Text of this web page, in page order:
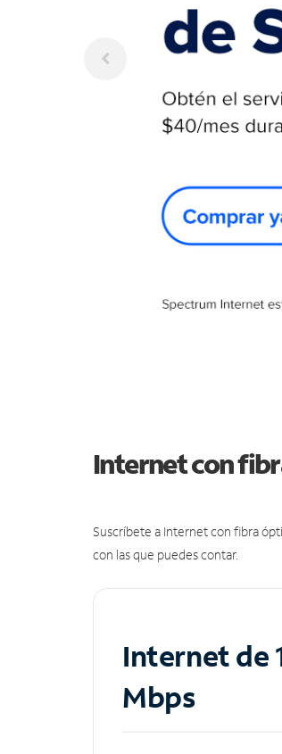
Internet con
Suscríbete a Internet con fibra
con las que puedes contar.
Internet de
Mbps